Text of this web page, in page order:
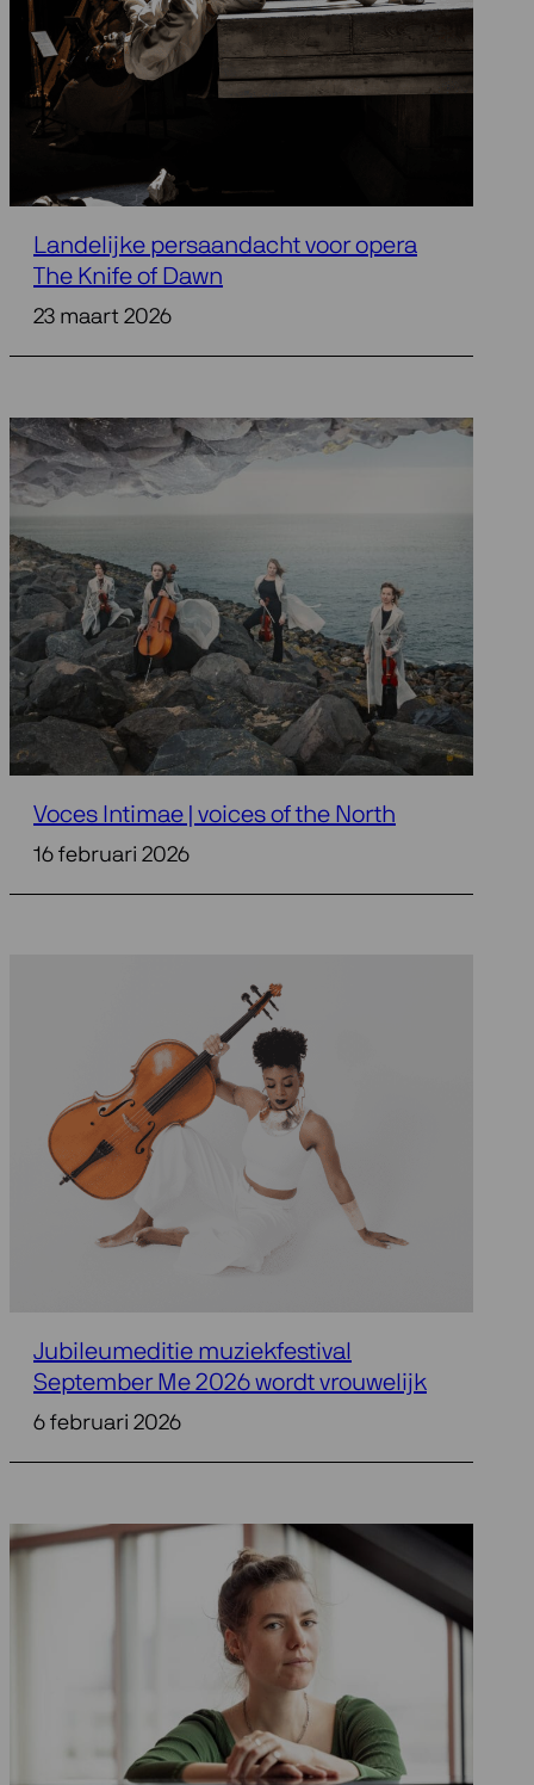
Landelijke persaandacht voor opera
The Knife of Dawn
23 maart 2026
Voces Intimae | voices of the North
16 februari 2026
Jubileumeditie muziekfestival
September Me 2026 wordt vrouwelijk
6 februari 2026